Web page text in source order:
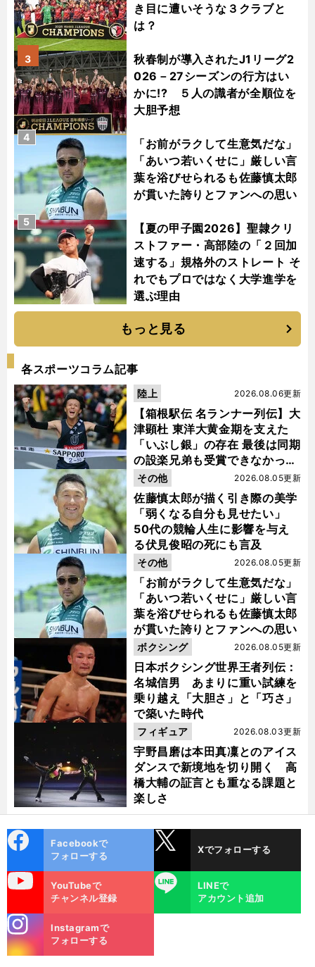
き目に遭いそうな３クラブと
は？
秋春制が導入されたJ1リーグ2
026－27シーズンの行方はい
かに!? ５人の識者が全順位を
大胆予想
3
「お前がラクして生意気だな」
「あいつ若いくせに」厳しい言
葉を浴びせられるも佐藤慎太郎
が貫いた誇りとファンへの思い
4
【夏の甲子園2026】聖隷クリ
ストファー・高部陸の「２回加
速する」規格外のストレート そ
れでもプロではなく大学進学を
選ぶ理由
5
もっと見る
各スポーツコラム記事
【箱根駅伝 名ランナー列伝】大
津顕杜 東洋大黄金期を支えた
「いぶし銀」の存在 最後は同期
の設楽兄弟も受賞できなかった
金栗杯に輝く
2026.08.06更新
陸上
佐藤慎太郎が描く引き際の美学
「弱くなる自分も見せたい」
50代の競輪人生に影響を与え
る伏見俊昭の死にも言及
2026.08.05更新
その他
「お前がラクして生意気だな」
「あいつ若いくせに」厳しい言
葉を浴びせられるも佐藤慎太郎
が貫いた誇りとファンへの思い
2026.08.05更新
その他
日本ボクシング世界王者列伝：
名城信男 あまりに重い試練を
乗り越え「大胆さ」と「巧さ」
で築いた時代
2026.08.05更新
ボクシング
宇野昌磨は本田真凜とのアイス
ダンスで新境地を切り開く 高
橋大輔の証言とも重なる課題と
楽しさ
2026.08.03更新
フィギュア
ok
Facebookで
フォローする
Xでフォローする
YouTubeで
チャンネル登録
LINE
LINEで
アカウント追加
m
Instagramで
フォローする